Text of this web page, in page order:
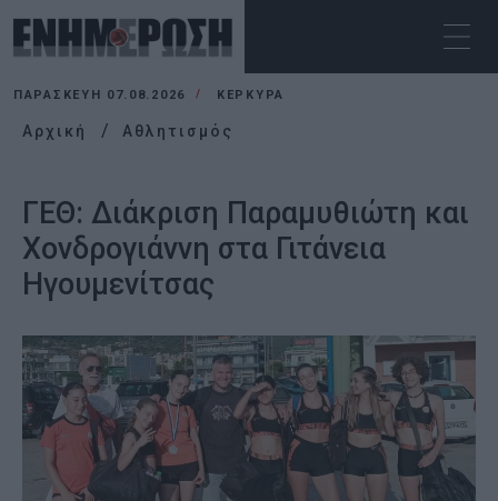
ΠΑΡΑΣΚΕΥΉ 07.08.2026 ΚΕΡΚΥΡΑ
Αρχική Αθλητισμός
ΓΕΘ: Διάκριση Παραμυθιώτη και
Χονδρογιάννη στα Γιτάνεια
Ηγουμενίτσας